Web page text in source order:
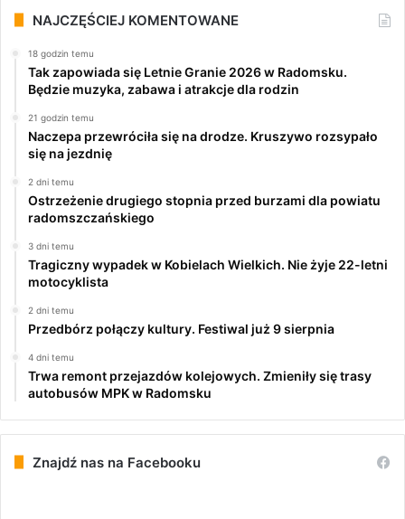
NAJCZĘŚCIEJ KOMENTOWANE
18 godzin temu
Tak zapowiada się Letnie Granie 2026 w Radomsku.
Będzie muzyka, zabawa i atrakcje dla rodzin
21 godzin temu
Naczepa przewróciła się na drodze. Kruszywo rozsypało
się na jezdnię
2 dni temu
Ostrzeżenie drugiego stopnia przed burzami dla powiatu
radomszczańskiego
3 dni temu
Tragiczny wypadek w Kobielach Wielkich. Nie żyje 22-letni
motocyklista
2 dni temu
Przedbórz połączy kultury. Festiwal już 9 sierpnia
4 dni temu
Trwa remont przejazdów kolejowych. Zmieniły się trasy
autobusów MPK w Radomsku
Znajdź nas na Facebooku